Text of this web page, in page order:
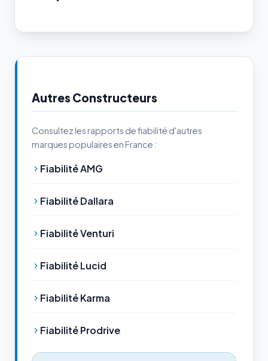
Autres Constructeurs
Consultez les rapports de fiabilité d'autres
marques populaires en France :
Fiabilité AMG
Fiabilité Dallara
Fiabilité Venturi
Fiabilité Lucid
Fiabilité Karma
Fiabilité Prodrive